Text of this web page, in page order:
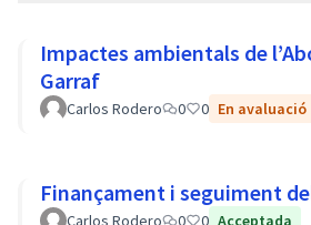
Impactes ambientals de
Garraf
Carlos Rodero 0 0 En avaluació
Finançament i seguiment
Carlos Rodero 0 0 Acceptada